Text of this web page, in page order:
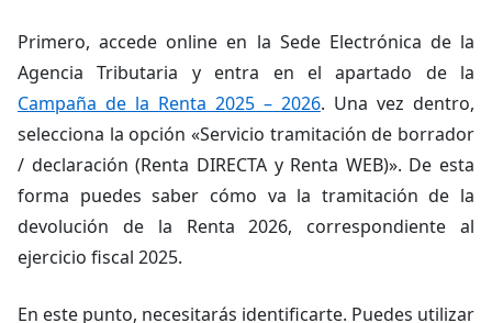
Primero, accede online en la Sede Electrónica de la
Agencia Tributaria y entra en el apartado de la
Campaña de la Renta 2025 – 2026. Una vez dentro,
selecciona la opción «Servicio tramitación de borrador
/ declaración (Renta DIRECTA y Renta WEB)». De esta
forma puedes saber cómo va la tramitación de la
devolución de la Renta 2026, correspondiente al
ejercicio fiscal 2025.
En este punto, necesitarás identificarte. Puedes utilizar